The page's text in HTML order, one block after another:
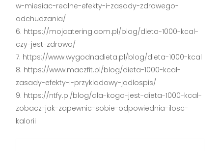
w-miesiac-realne-efekty-i-zasady-zdrowego-
odchudzania/
https://mojcatering.com.pl/blog/dieta-1000-kcal-
czy-jest-zdrowa/
https://www.wygodnadieta.pl/blog/dieta-1000-kcal
https://www.maczfit.pl/blog/dieta-1000-kcal-
zasady-efekty-i-przykladowy-jadlospis/
https://ntfy.pl/blog/dla-kogo-jest-dieta-1000-kcal-
zobacz-jak-zapewnic-sobie-odpowiednia-ilosc-
kalorii